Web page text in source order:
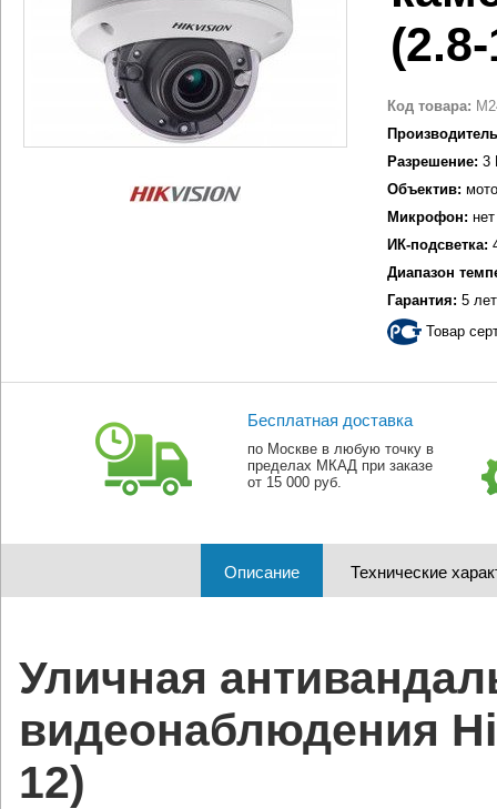
Код товара:
Разрешение: 3
Объектив:
Микрофон: нет
ИК-подсветка:
Диапазон
Гарантия: 5 лет
Товар
Бесплатная доставка
по Москве в любую точку в
пределах МКАД при заказе
от 15 000 руб.
Описание Технические
Уличная
видеонаблюдения
12)